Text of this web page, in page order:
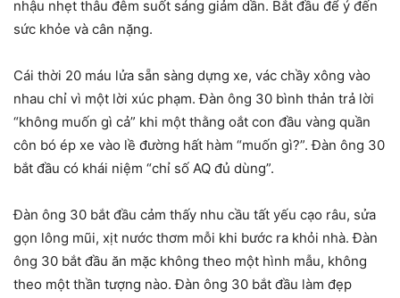
nhậu nhẹt thâu đêm suốt sáng giảm dần. Bắt đầu để ý đến
sức khỏe và cân nặng.
Cái thời 20 máu lửa sẵn sàng dựng xe, vác chầy xông vào
nhau chỉ vì một lời xúc phạm. Đàn ông 30 bình thản trả lời
“không muốn gì cả” khi một thằng oắt con đầu vàng quần
côn bó ép xe vào lề đường hất hàm “muốn gì?”. Đàn ông 30
bắt đầu có khái niệm “chỉ số AQ đủ dùng”.
Đàn ông 30 bắt đầu cảm thấy nhu cầu tất yếu cạo râu, sửa
gọn lông mũi, xịt nước thơm mỗi khi bước ra khỏi nhà. Đàn
ông 30 bắt đầu ăn mặc không theo một hình mẫu, không
theo một thần tượng nào. Đàn ông 30 bắt đầu làm đẹp